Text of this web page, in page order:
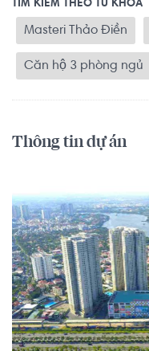
TÌM KIẾM THEO TỪ KHOÁ
Masteri Thảo Điền
Căn hộ 3 phòng ngủ
Thông tin dự án